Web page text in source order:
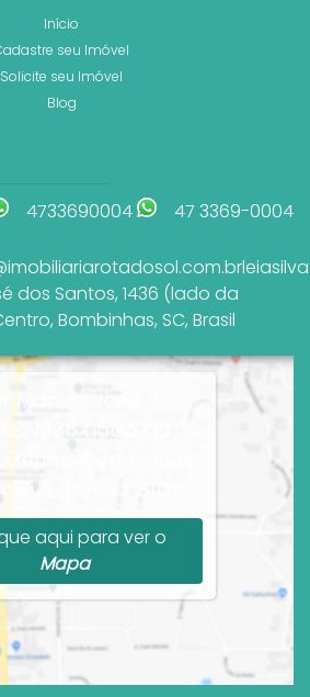
Início
seu Imóvel
Solicite seu Imóvel
Blog
4733690004
47 3369-0004
dos Santos, 1436 (lado da
, Bombinhas, SC, Brasil
Manoel José dos
1436 (lado da
Centro, Bombinhas,
Catarina, Brasil
aqui para ver o
Mapa